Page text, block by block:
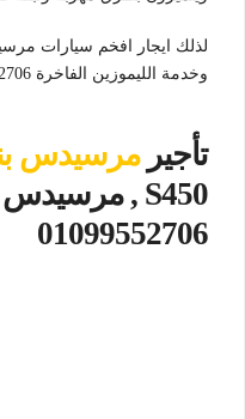
وخدمة الليموزين الفاخرة 01099552706
تأجيرمرسيدس
01099552706